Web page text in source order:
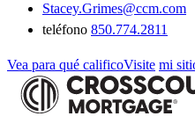
Stacey.Grimes@ccm.com
teléfono 850.774.2811
Vea para qué calificoVisite mi